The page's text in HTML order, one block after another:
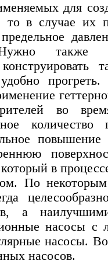
для
то в случае их
также
прогреть.
во
количество
в
По
а
насосы с
насосы.
насосов.